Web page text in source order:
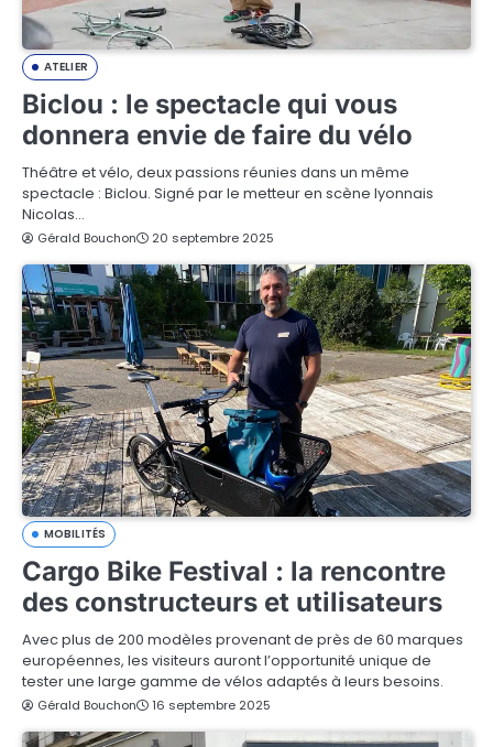
ATELIER
Biclou : le spectacle qui vous
donnera envie de faire du vélo
Théâtre et vélo, deux passions réunies dans un même
spectacle : Biclou. Signé par le metteur en scène lyonnais
Nicolas…
Gérald Bouchon 20 septembre 2025
MOBILITÉS
Cargo Bike Festival : la rencontre
des constructeurs et utilisateurs
Avec plus de 200 modèles provenant de près de 60 marques
européennes, les visiteurs auront l’opportunité unique de
tester une large gamme de vélos adaptés à leurs besoins.
Gérald Bouchon 16 septembre 2025